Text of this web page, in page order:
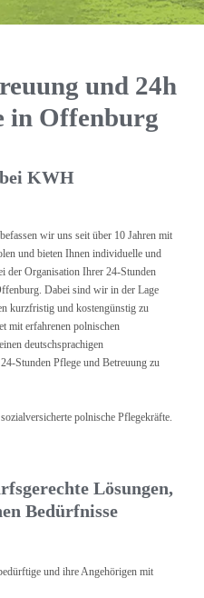
und 24h
in Offenburg
KWH
wir uns seit über 10 Jahren mit
und bieten Ihnen individuelle und
der Organisation Ihrer 24-Stunden
Dabei sind wir in der Lage
kurzfristig und kostengünstig zu
mit erfahrenen polnischen
deutschsprachigen
Stunden Pflege und Betreuung zu
polnische Pflegekräfte.
Lösungen,
Bedürfnisse
und ihre Angehörigen mit